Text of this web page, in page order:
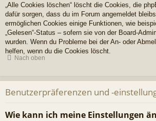
„Alle Cookies löschen“ löscht die Cookies, die
dafür sorgen, dass du im Forum angemeldet
ermöglichen Cookies einige Funktionen, wie
„Gelesen“-Status – sofern sie von der Board-
wurden. Wenn du Probleme bei der An- oder
helfen, wenn du die Cookies löscht.
Nach oben
Benutzerpräferenzen und -
Wie kann ich meine Einstellungen